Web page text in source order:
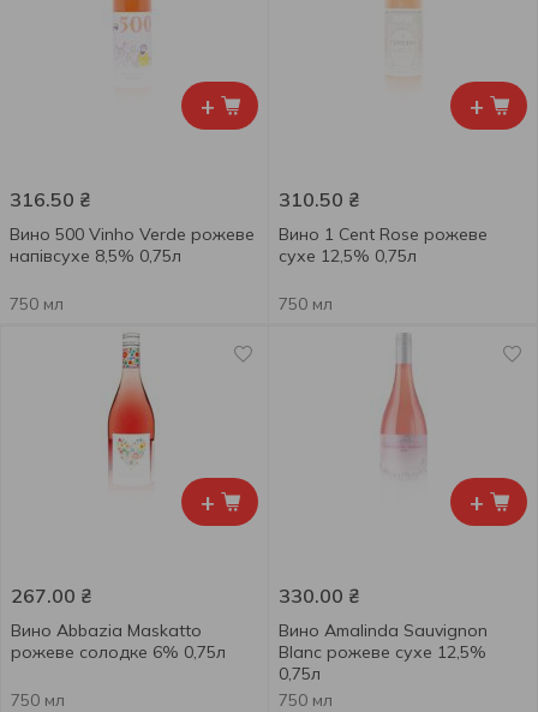
+
316.50 ₴
Вино 500 Vinho Verde рожеве
напівсухе 8,5% 0,75л
750 мл
+
310.50 ₴
Вино 1 Cent Rose рожеве
сухе 12,5% 0,75л
750 мл
+
267.00 ₴
Вино Abbazia Maskatto
рожеве солодке 6% 0,75л
750 мл
+
330.00 ₴
Вино Amalinda Sauvignon
Blanc рожеве cухе 12,5%
0,75л
750 мл